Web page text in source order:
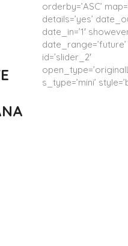
orderby=’ASC’
details=’yes’
date_in=’1′
date_range=’future’
id=’slider_2′
s_type=’mini’